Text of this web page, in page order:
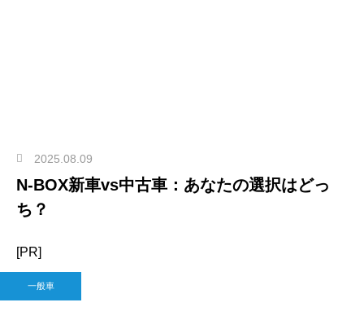
2025.08.09
N-BOX新車vs中古車：あなたの選択はどっ
ち？
[PR]
一般車